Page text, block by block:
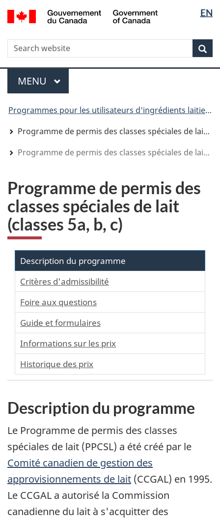
Aller
au
Skip
to
Passer
à
HTML
simplifiée
la
langue
la
langue
EN
WxT
Search
form
Menu
MENU PRINCIPAL
are
here
Programmes pour les utilisateurs d'ingrédients laitiers
Programme de permis des classes spéciales de lait (Classes 5a, b, c)
Programme de permis des classes spéciales de lait (classes 5a, b, c)
Programme de permis des
classes spéciales de lait
(classes 5a, b, c)
Description du programme
Critères d'admissibilité
Foire aux questions
Guide et formulaires
Informations sur les prix
Historique des prix
Description du programme
Le Programme de permis des classes
spéciales de lait (PPCSL) a été créé par le
Comité canadien de gestion des
approvisionnements de lait (CCGAL) en 1995.
Le CCGAL a autorisé la Commission
canadienne du lait à s'acquitter des